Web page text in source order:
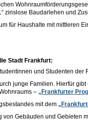
zinslose Baudarlehen und
für Haushalte mit mittleren
Stadt Frankfurt:
und Studenten der
junge Familien. Hierfür
– „Frankfurter
mit dem
von Gebäuden und Gebieten